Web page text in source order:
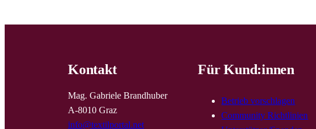
Kontakt
Mag. Gabriele Brandhuber
A-8010 Graz
info@textilportal.net
Für Kund:innen
Betrieb vorschlagen
Community Richtlinien